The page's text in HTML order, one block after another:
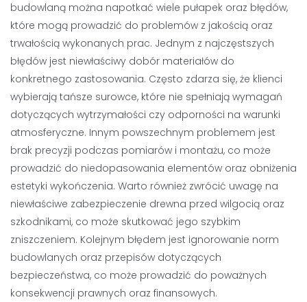
budowlaną można napotkać wiele pułapek oraz błędów,
które mogą prowadzić do problemów z jakością oraz
trwałością wykonanych prac. Jednym z najczęstszych
błędów jest niewłaściwy dobór materiałów do
konkretnego zastosowania. Często zdarza się, że klienci
wybierają tańsze surowce, które nie spełniają wymagań
dotyczących wytrzymałości czy odporności na warunki
atmosferyczne. Innym powszechnym problemem jest
brak precyzji podczas pomiarów i montażu, co może
prowadzić do niedopasowania elementów oraz obniżenia
estetyki wykończenia. Warto również zwrócić uwagę na
niewłaściwe zabezpieczenie drewna przed wilgocią oraz
szkodnikami, co może skutkować jego szybkim
zniszczeniem. Kolejnym błędem jest ignorowanie norm
budowlanych oraz przepisów dotyczących
bezpieczeństwa, co może prowadzić do poważnych
konsekwencji prawnych oraz finansowych.